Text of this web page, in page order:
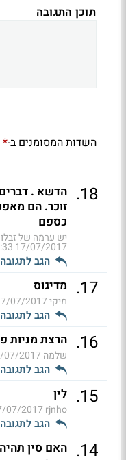
תוכן התגובה
השדות המסומנים ב-*
18
. הדשא .
זוכר. הם
כספם
יש ערמה של
17/07/2017 17:33
הגב
17
. מדיגוס
מיקי07/2017 17:13
הגב
16
. הרצת מניות
שלמה 2017 14:51
הגב
15
. לין
rjnho
2017 14:31
הגב
14
. האם סין